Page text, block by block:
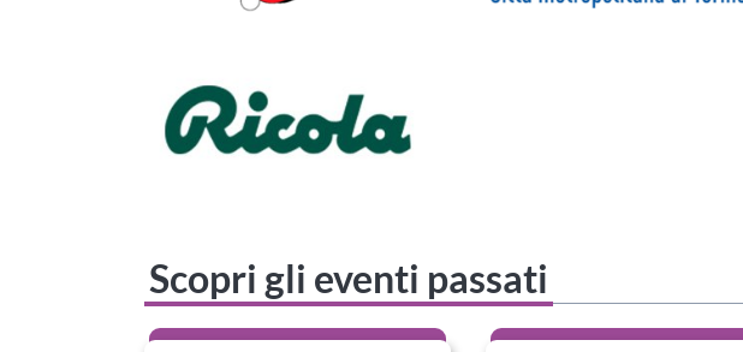
Scopri gli eventi passati